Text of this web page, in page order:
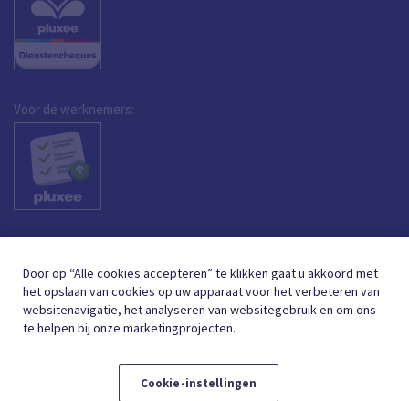
Voor de werknemers:
Door op “Alle cookies accepteren” te klikken gaat u akkoord met
het opslaan van cookies op uw apparaat voor het verbeteren van
websitenavigatie, het analyseren van websitegebruik en om ons
te helpen bij onze marketingprojecten.
Cookie-instellingen